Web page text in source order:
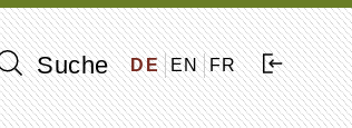
Suche DE EN FR